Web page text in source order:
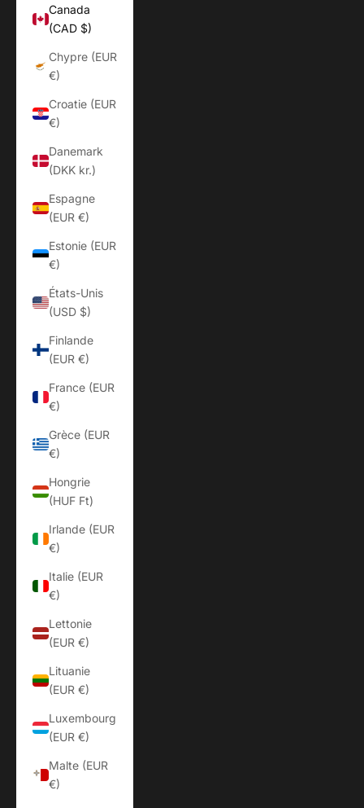
Canada
(CAD $)
Chypre (EUR
€)
Croatie (EUR
€)
Danemark
(DKK kr.)
Espagne
(EUR €)
Estonie (EUR
€)
États-Unis
(USD $)
Finlande
(EUR €)
France (EUR
€)
Grèce (EUR
€)
Hongrie
(HUF Ft)
Irlande (EUR
€)
Italie (EUR
€)
Lettonie
(EUR €)
Lituanie
(EUR €)
Luxembourg
(EUR €)
Malte (EUR
€)